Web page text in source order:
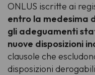
ONLUS iscritte ai
entro la medesima
gli adeguamenti
nuove disposizioni
clausole che
disposizioni